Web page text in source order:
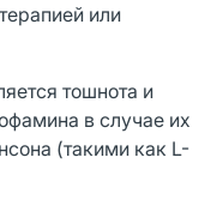
или
тошнота и
в случае их
(такими как L-